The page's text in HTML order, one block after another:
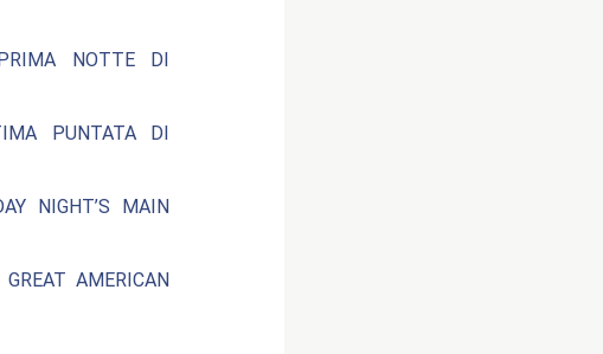
NOTTE DI
PUNTATA DI
NIGHT’S MAIN
AMERICAN